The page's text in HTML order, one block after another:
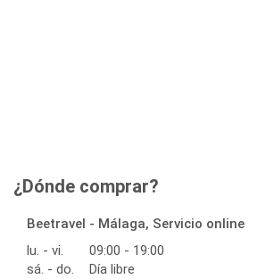
¿Dónde comprar?
Beetravel - Málaga, Servicio online
lu. - vi.
09:00 - 19:00
sá. - do.
Día libre